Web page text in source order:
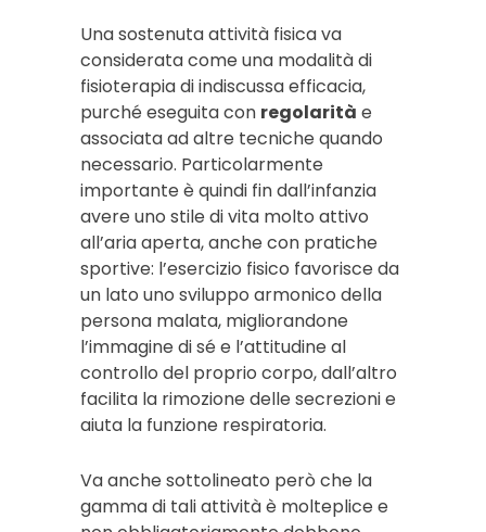
Una sostenuta attività fisica va
considerata come una modalità di
fisioterapia di indiscussa efficacia,
purché eseguita con regolarità e
associata ad altre tecniche quando
necessario. Particolarmente
importante è quindi fin dall’infanzia
avere uno stile di vita molto attivo
all’aria aperta, anche con pratiche
sportive: l’esercizio fisico favorisce da
un lato uno sviluppo armonico della
persona malata, migliorandone
l’immagine di sé e l’attitudine al
controllo del proprio corpo, dall’altro
facilita la rimozione delle secrezioni e
aiuta la funzione respiratoria.
Va anche sottolineato però che la
gamma di tali attività è molteplice e